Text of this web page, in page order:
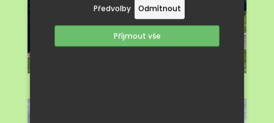
Předvolby Odmítnout
Příjmout vše